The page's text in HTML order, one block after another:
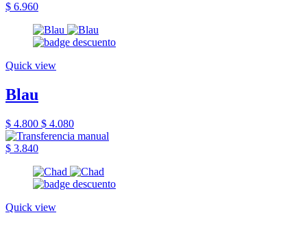
$ 6.960
Quick view
Blau
$ 4.800 $ 4.080
$ 3.840
Quick view